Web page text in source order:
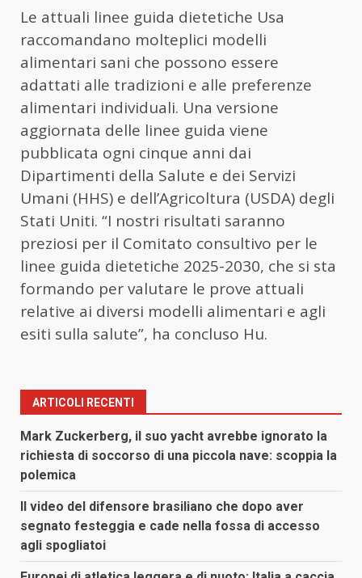
Le attuali linee guida dietetiche Usa
raccomandano molteplici modelli
alimentari sani che possono essere
adattati alle tradizioni e alle preferenze
alimentari individuali. Una versione
aggiornata delle linee guida viene
pubblicata ogni cinque anni dai
Dipartimenti della Salute e dei Servizi
Umani (HHS) e dell’Agricoltura (USDA) degli
Stati Uniti. “I nostri risultati saranno
preziosi per il Comitato consultivo per le
linee guida dietetiche 2025-2030, che si sta
formando per valutare le prove attuali
relative ai diversi modelli alimentari e agli
esiti sulla salute”, ha concluso Hu.
ARTICOLI RECENTI
Mark Zuckerberg, il suo yacht avrebbe ignorato la
richiesta di soccorso di una piccola nave: scoppia la
polemica
Il video del difensore brasiliano che dopo aver
segnato festeggia e cade nella fossa di accesso
agli spogliatoi